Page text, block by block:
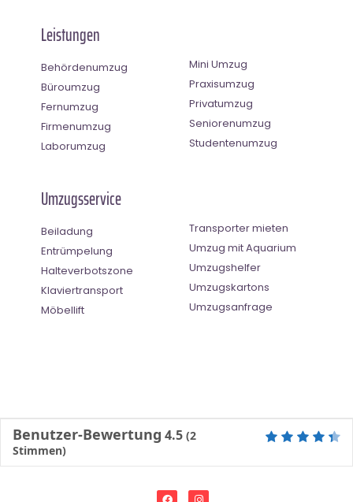
Leistungen
Behördenumzug
Büroumzug
Fernumzug
Firmenumzug
Laborumzug
Mini Umzug
Praxisumzug
Privatumzug
Seniorenumzug
Studentenumzug
Umzugsservice
Beiladung
Entrümpelung
Halteverbotszone
Klaviertransport
Möbellift
Transporter mieten
Umzug mit Aquarium
Umzugshelfer
Umzugskartons
Umzugsanfrage
Benutzer-Bewertung 4.5 (2
Stimmen)